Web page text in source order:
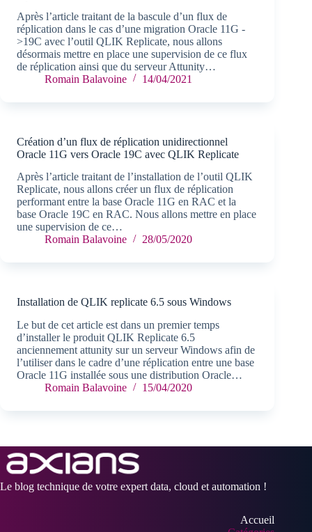
Après l’article traitant de la bascule d’un flux de
réplication dans le cas d’une migration Oracle 11G -
>19C avec l’outil QLIK Replicate, nous allons
désormais mettre en place une supervision de ce flux
de réplication ainsi que du serveur Attunity…
Romain Balavoine
14/04/2021
Création d’un flux de réplication unidirectionnel
Oracle 11G vers Oracle 19C avec QLIK Replicate
Après l’article traitant de l’installation de l’outil QLIK
Replicate, nous allons créer un flux de réplication
performant entre la base Oracle 11G en RAC et la
base Oracle 19C en RAC. Nous allons mettre en place
une supervision de ce…
Romain Balavoine
28/05/2020
Installation de QLIK replicate 6.5 sous Windows
Le but de cet article est dans un premier temps
d’installer le produit QLIK Replicate 6.5
anciennement attunity sur un serveur Windows afin de
l’utiliser dans le cadre d’une réplication entre une base
Oracle 11G installée sous une distribution Oracle…
Romain Balavoine
15/04/2020
Le blog technique de votre expert data, cloud et automation !
Accueil